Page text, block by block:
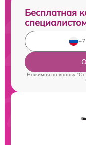
Бесплатная
Нажимая на кнопку